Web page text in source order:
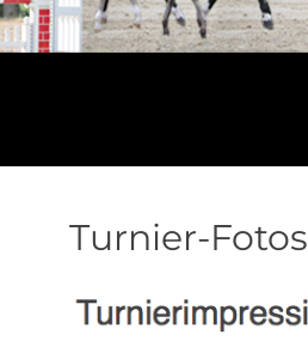
Turnier-Fotos